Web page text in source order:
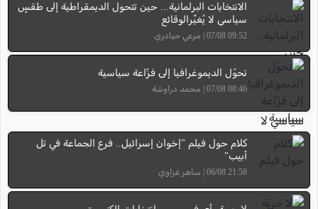
الانتخابات البرلمانية... حين تتحول الديمقراطية إلى طقسٍ
سياسي لا يُغيِّرالوقائع
09:52 07/08 | مرعي حيادري
تحوّل الديموغرافيا إلى فزّاعة سياسية
08:46 07/08 | محمد دراوشة
كلام حول فيلم "إخوان إسرائيل.. فرع الجماعة في تل
أبيب"
21:58 06/08 | ساهر غزاوي